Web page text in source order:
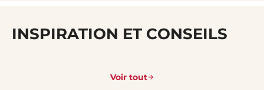
INSPIRATION ET CONSEILS
Voir tout